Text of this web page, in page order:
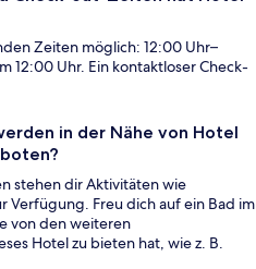
Zeiten möglich: 12:00 Uhr–
12:00 Uhr. Ein kontaktloser Check-
in der Nähe von Hotel
stehen dir Aktivitäten wie
Verfügung. Freu dich auf ein Bad im
von den weiteren
Hotel zu bieten hat, wie z. B.